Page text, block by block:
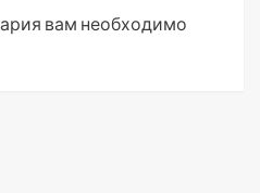
вам необходимо